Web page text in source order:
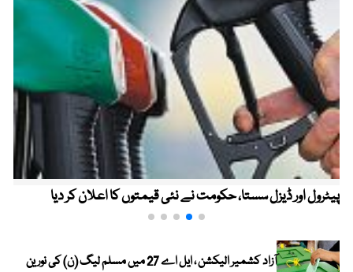
پیٹرول اور ڈیزل سستا، حکومت نے نئی قیمتوں کا اعلان کر دیا
آزاد کشمیر الیکشن ، ایل اے 27 میں مسلم لیگ (ن) کی نورین